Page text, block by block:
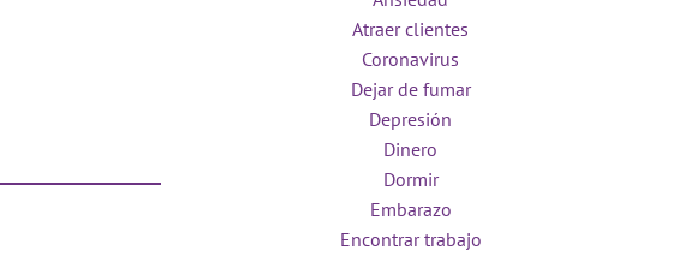
Atraer clientes
Coronavirus
Dejar de fumar
Depresión
Dinero
Dormir
Embarazo
Encontrar trabajo